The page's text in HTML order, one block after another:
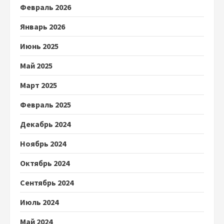
Февраль 2026
Январь 2026
Июнь 2025
Май 2025
Март 2025
Февраль 2025
Декабрь 2024
Ноябрь 2024
Октябрь 2024
Сентябрь 2024
Июль 2024
Май 2024